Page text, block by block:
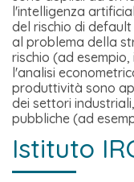
l'intelligenza
del rischio di default
al problema della
rischio (ad
l'analisi
produttività sono
dei settori
pubbliche (ad
Istituto